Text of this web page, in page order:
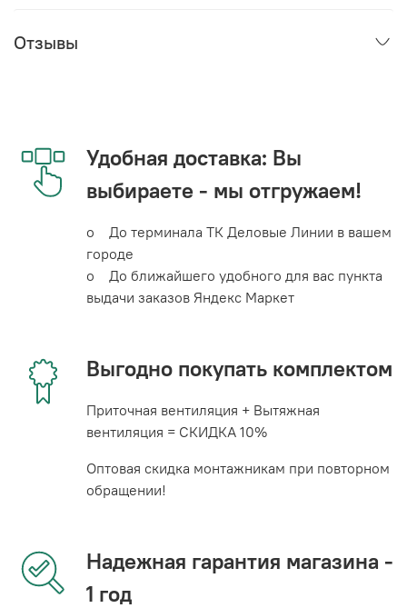
Отзывы
Удобная доставка: Вы
выбираете - мы отгружаем!
o До терминала ТК Деловые Линии в вашем
городе
o До ближайшего удобного для вас пункта
выдачи заказов Яндекс Маркет
Выгодно покупать комплектом
Приточная вентиляция + Вытяжная
вентиляция = СКИДКА 10%
Оптовая скидка монтажникам при повторном
обращении!
Надежная гарантия магазина -
1 год